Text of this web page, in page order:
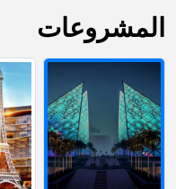
المشروعات